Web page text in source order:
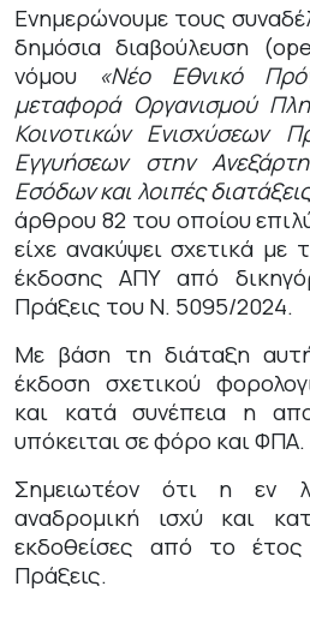
Ενημερώνουμε τους
δημόσια διαβούλευση (
νόμου
«Νέο Εθνικό
μεταφορά Οργανισμού
Κοινοτικών Ενισχύσεων
Εγγυήσεων στην
Εσόδων και λοιπές
άρθρου 82 του οποίου
είχε ανακύψει σχετικά
έκδοσης ΑΠΥ από
Πράξεις του Ν. 5095/2024.
Με βάση τη διάταξη
έκδοση σχετικού
και κατά συνέπεια η
υπόκειται σε φόρο και ΦΠΑ.
Σημειωτέον ότι η εν
αναδρομική ισχύ και
εκδοθείσες από το
Πράξεις.